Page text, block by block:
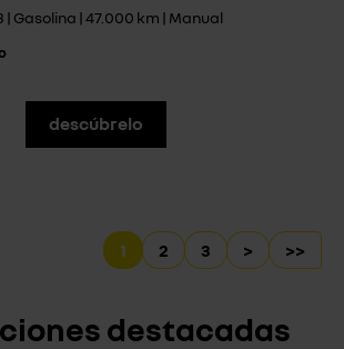
| Gasolina | 47.000 km | Manual
descúbrelo
1 2 3 > >>
destacadas